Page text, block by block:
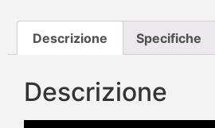
Descrizione Specifiche
Descrizione